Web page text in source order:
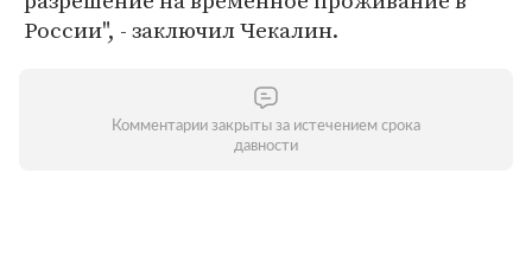
России", - заключил Чекалин.
Комментарии закрыты за истечением срока
давности